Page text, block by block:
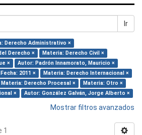
Ir
Derecho Administrativo ×
Derecho ×
Materia: Derecho Civil ×
×
Autor: Padrón Innamorato, Mauricio ×
Fecha: 2011 ×
Materia: Derecho Internacional ×
Materia: Derecho Procesal ×
Materia: Otro ×
×
Autor: González Galván, Jorge Alberto ×
Mostrar filtros avanzados
1